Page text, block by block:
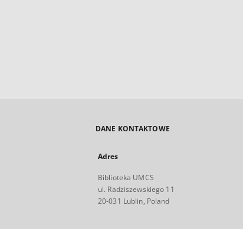
DANE KONTAKTOWE
Adres
Biblioteka UMCS
ul. Radziszewskiego 11
20-031 Lublin, Poland